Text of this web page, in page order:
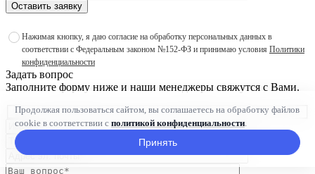
Оставить заявку
Нажимая кнопку, я даю согласие на обработку персональных данных в
соответствии с Федеральным законом №152-ФЗ и принимаю условия Политики
конфиденциальности
Задать вопрос
Заполните форму ниже и наши менеджеры свяжутся с Вами.
Продолжая пользоваться сайтом, вы соглашаетесь на обработку файлов
cookie в соответствии с политикой конфиденциальности.
Принять